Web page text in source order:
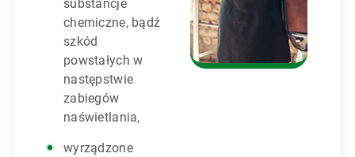
substancje
chemiczne, bądź
szkód
powstałych w
następstwie
zabiegów
naświetlania,
wyrządzone